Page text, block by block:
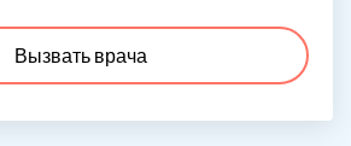
Вызвать врача